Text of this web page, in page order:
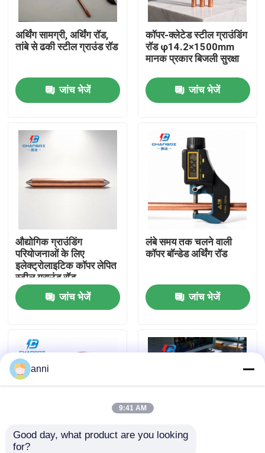
उत्पाद
वीडियो
फैक्टरी यात्रा
गुणवत्ता नियंत्रण
समाचार
एक बोली का अनुरोध
अर्थिंग सामग्री, अर्थिंग रॉड,
तांबे से ढकी स्टील ग्राउंड रॉड
जांच भेजें
कॉपर-क्लेटेड स्टील ग्राउंडिंग
रॉड φ14.2×1500mm
मानक प्रकार बिजली सुरक्षा
जांच भेजें
औद्योगिक ग्राउंडिंग
परियोजनाओं के लिए
इलेक्ट्रोलाइटिक कॉपर लेपित
स्टील ग्राउंड रॉड
जांच भेजें
लंबे समय तक चलने वाली
कॉपर बॉन्डेड अर्थिंग रॉड
जांच भेजें
ट्रांसमिशन सिस्टम के लिए
anni
9:41 AM
Good day, what product are you looking
for?